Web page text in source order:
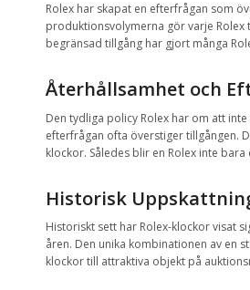
Rolex har skapat en efterfrågan som
produktionsvolymerna gör varje Rolex
begränsad tillgång har gjort många
Återhållsamhet och
Den tydliga policy Rolex har om att
efterfrågan ofta överstiger tillgången.
klockor. Således blir en Rolex inte
Historisk
Historiskt sett har Rolex-klockor visat
åren. Den unika kombinationen av en
klockor till attraktiva objekt på